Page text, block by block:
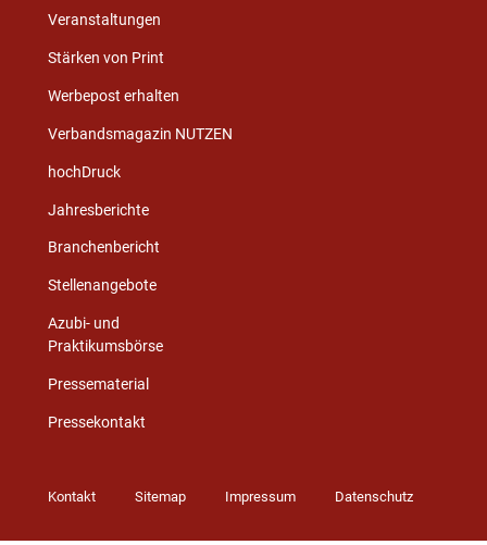
Veranstaltungen
Stärken von Print
Werbepost erhalten
Verbandsmagazin NUTZEN
hochDruck
Jahresberichte
Branchenbericht
Stellenangebote
Azubi- und
Praktikumsbörse
Pressematerial
Pressekontakt
Kontakt Sitemap Impressum Datenschutz